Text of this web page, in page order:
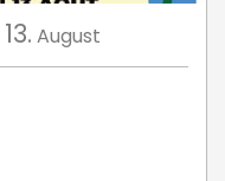
13. August